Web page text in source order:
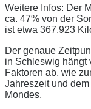
Weitere Infos: Der
ca. 47% von der
ist etwa 367.923
Der genaue
in Schleswig hängt
Faktoren ab, wie
Jahreszeit und
Mondes.